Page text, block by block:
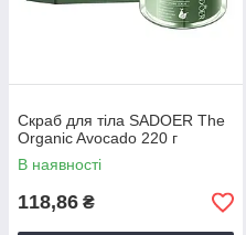
Скраб для тіла SADOER The
Organic Avocado 220 г
В наявності
118,86 ₴